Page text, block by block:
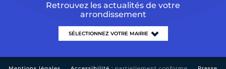
Retrouvez les actualités de votre
arrondissement